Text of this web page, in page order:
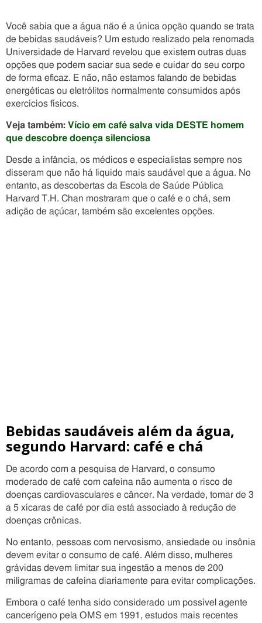
Você sabia que a água não é a única opção quando se trata
de bebidas saudáveis? Um estudo realizado pela renomada
Universidade de Harvard revelou que existem outras duas
opções que podem saciar sua sede e cuidar do seu corpo
de forma eficaz. E não, não estamos falando de bebidas
energéticas ou eletrólitos normalmente consumidos após
exercícios físicos.
Veja também: Vício em café salva vida DESTE homem
que descobre doença silenciosa
Desde a infância, os médicos e especialistas sempre nos
disseram que não há líquido mais saudável que a água. No
entanto, as descobertas da Escola de Saúde Pública
Harvard T.H. Chan mostraram que o café e o chá, sem
adição de açúcar, também são excelentes opções.
Bebidas saudáveis além da água,
segundo Harvard: café e chá
De acordo com a pesquisa de Harvard, o consumo
moderado de café com cafeína não aumenta o risco de
doenças cardiovasculares e câncer. Na verdade, tomar de 3
a 5 xícaras de café por dia está associado à redução de
doenças crônicas.
No entanto, pessoas com nervosismo, ansiedade ou insônia
devem evitar o consumo de café. Além disso, mulheres
grávidas devem limitar sua ingestão a menos de 200
miligramas de cafeína diariamente para evitar complicações.
Embora o café tenha sido considerado um possível agente
cancerígeno pela OMS em 1991, estudos mais recentes